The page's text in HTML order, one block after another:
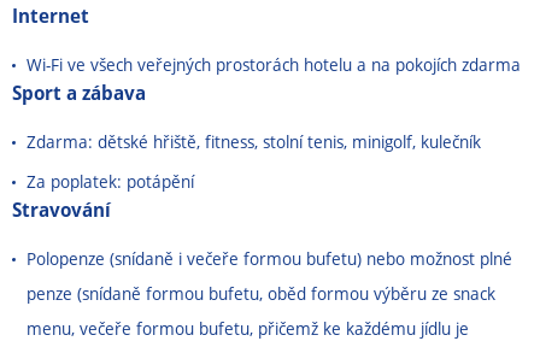
Internet
Wi-Fi ve všech veřejných prostorách hotelu a na pokojích zdarma
Sport a zábava
Zdarma: dětské hřiště, fitness, stolní tenis, minigolf, kulečník
Za poplatek: potápění
Stravování
Polopenze (snídaně i večeře formou bufetu) nebo možnost plné
penze (snídaně formou bufetu, oběd formou výběru ze snack
menu, večeře formou bufetu, přičemž ke každému jídlu je